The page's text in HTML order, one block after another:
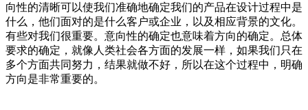
向性的清晰可以使我们准确地确定我们的产品在设计过程中是
什么，他们面对的是什么客户或企业，以及相应背景的文化。
有些对我们很重要。意向性的确定也意味着方向的确定。总体
要求的确定，就像人类社会各方面的发展一样，如果我们只在
多个方面共同努力，结果就做不好，所以在这个过程中，明确
方向是非常重要的。